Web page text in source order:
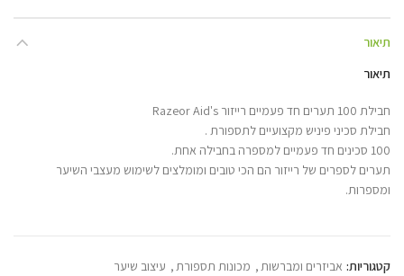
תיאור
תיאור
חבילת 100 תערים חד פעמיים רייזור Razeor Aid's
חבילת סכיני פיניש מקצועיים לתספורת .
100 סכינים חד פעמיים למספרה בחבילה אחת.
תערים לספרים של רייזור הם הכי טובים ומומלצים לשימוש מעצבי השיער
ומספרות.
קטגוריות: אביזרים ומברשות , מכונות תספורת , עיצוב שיער